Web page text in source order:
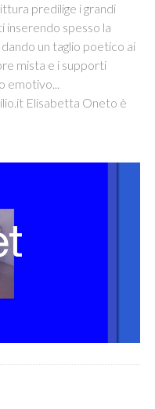
predilige i grandi
inserendo spesso la
un taglio poetico ai
mista e i supporti
emotivo...
Elisabetta Oneto è